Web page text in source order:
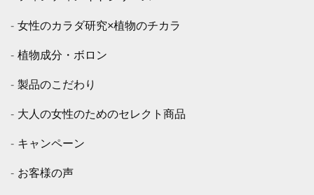
女性のカラダ研究×植物のチカラ
植物成分・ボロン
製品のこだわり
大人の女性のためのセレクト商品
キャンペーン
お客様の声